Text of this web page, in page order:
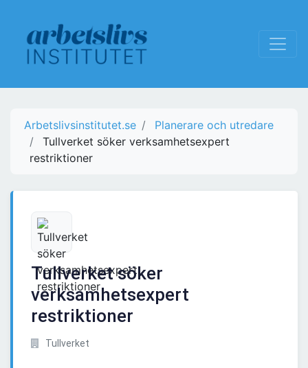
Arbetslivsinstitutet.se
Planerare och utredare
Tullverket söker verksamhetsexpert
restriktioner
Tullverket söker
verksamhetsexpert
restriktioner
Tullverket